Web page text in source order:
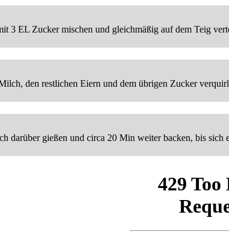
3 EL Zucker mischen und gleichmäßig auf dem Teig
den restlichen Eiern und dem übrigen Zucker
darüber gießen und circa 20 Min weiter backen, bis sich